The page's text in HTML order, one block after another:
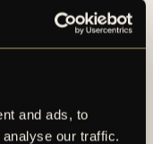
and ads, to
our traffic.